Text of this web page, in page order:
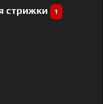
стрижки 1